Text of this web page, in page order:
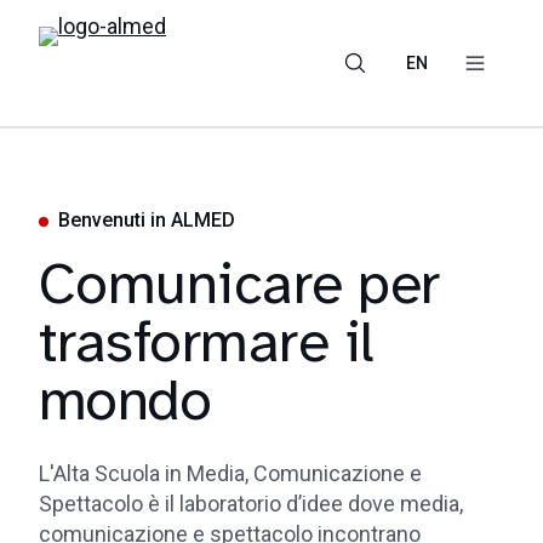
EN
Benvenuti in ALMED
Comunicare per
trasformare il
mondo
L'Alta Scuola in Media, Comunicazione e
Spettacolo è il laboratorio d’idee dove media,
comunicazione e spettacolo incontrano